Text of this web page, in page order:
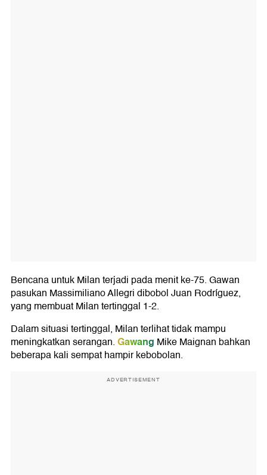
Bencana untuk Milan terjadi pada menit ke-75. Gawan
pasukan Massimiliano Allegri dibobol Juan Rodríguez,
yang membuat Milan tertinggal 1-2.
Dalam situasi tertinggal, Milan terlihat tidak mampu
meningkatkan serangan.Gawang Mike Maignan bahkan
beberapa kali sempat hampir kebobolan.
ADVERTISEMENT